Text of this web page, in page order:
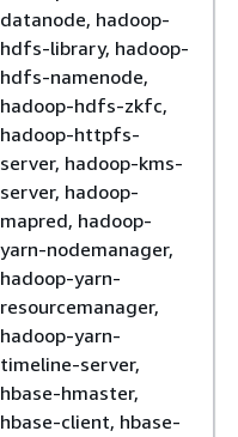
datanode, hadoop-
hdfs-library, hadoop-
hdfs-namenode,
hadoop-hdfs-zkfc,
hadoop-httpfs-
server, hadoop-kms-
server, hadoop-
mapred, hadoop-
yarn-nodemanager,
hadoop-yarn-
resourcemanager,
hadoop-yarn-
timeline-server,
hbase-hmaster,
hbase-client, hbase-